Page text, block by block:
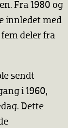
Fra 1980 og
innledet med
deler fra
sendt
i 1960,
Dette